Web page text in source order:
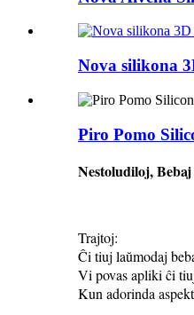
Nova silikona
Piro Pomo
Nestoludiloj,
Trajtoj:
Ĉi tiuj laŭmodaj
Vi povas apliki ĉi
Kun adorinda